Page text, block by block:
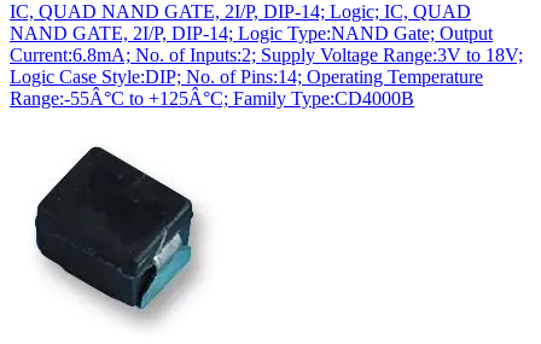
IC, QUAD NAND GATE, 2I/P, DIP-14; Logic; IC, QUAD
NAND GATE, 2I/P, DIP-14; Logic Type:NAND Gate; Output
Current:6.8mA; No. of Inputs:2; Supply Voltage Range:3V to 18V;
Logic Case Style:DIP; No. of Pins:14; Operating Temperature
Range:-55Â°C to +125Â°C; Family Type:CD4000B